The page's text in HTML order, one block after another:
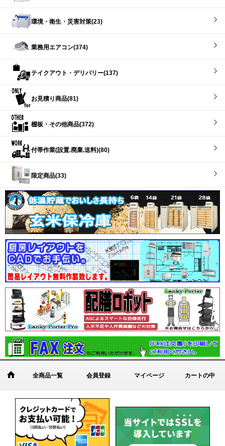
環境・衛生・災害対策(23)
業務用エアコン(374)
テイクアウト・デリバリー(137)
お見積り商品(81)
棚板・その他商品(372)
付帯作業(設置.廃棄.送料)(80)
限定商品(33)
全商品一覧 会員登録 マイページ カートの中